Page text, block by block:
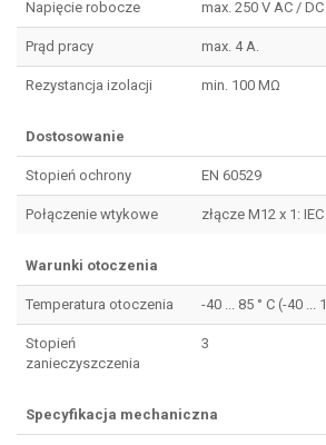
Napięcie robocze max. 250 V AC / DC
Prąd pracy max. 4 A.
Rezystancja izolacji min. 100 MΩ
Dostosowanie
Stopień ochrony EN 60529
Połączenie wtykowe złącze M12 x 1:
Warunki otoczenia
Temperatura otoczenia -40 ... 85 ° C (-40 ...
Stopień
zanieczyszczenia
3
Specyfikacja mechaniczna